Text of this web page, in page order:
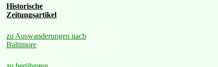
Historische
Zeitungsartikel
zu Auswanderungen nach
Baltimore